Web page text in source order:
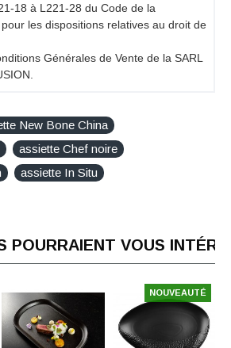
18 à L221-28 du Code de la
les dispositions relatives au droit de
Générales de Vente de la SARL
New Bone China
assiette Chef noire
assiette In Situ
POURRAIENT VOUS
NOUVEAUTÉ